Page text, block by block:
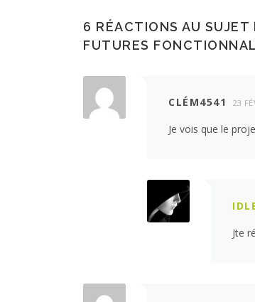
6 RÉACTIONS AU SUJET
FUTURES
CLÉM4541 23
Je vois que le
Jte